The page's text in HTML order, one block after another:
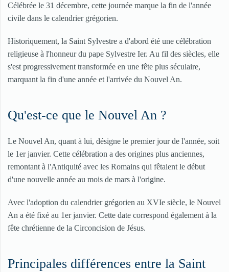
Célébrée le 31 décembre, cette journée marque la fin de l'année
civile dans le calendrier grégorien.
Historiquement, la Saint Sylvestre a d'abord été une célébration
religieuse à l'honneur du pape Sylvestre Ier. Au fil des siècles, elle
s'est progressivement transformée en une fête plus séculaire,
marquant la fin d'une année et l'arrivée du Nouvel An.
Qu'est-ce que le Nouvel An ?
Le Nouvel An, quant à lui, désigne le premier jour de l'année, soit
le 1er janvier. Cette célébration a des origines plus anciennes,
remontant à l'Antiquité avec les Romains qui fêtaient le début
d'une nouvelle année au mois de mars à l'origine.
Avec l'adoption du calendrier grégorien au XVIe siècle, le Nouvel
An a été fixé au 1er janvier. Cette date correspond également à la
fête chrétienne de la Circoncision de Jésus.
Principales différences entre la Saint